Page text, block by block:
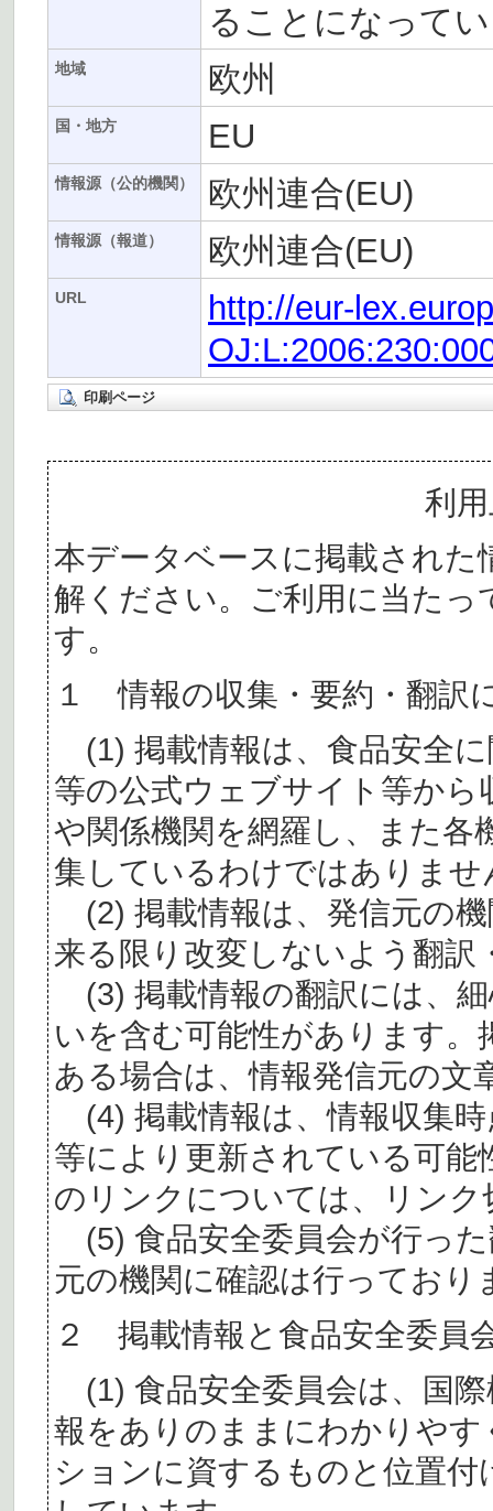
ることになって
地域 欧州
国・地方 EU
情報源（公的機関） 欧州連合(EU)
情報源（報道） 欧州連合(EU)
URL
http://eur-
印刷ページ
利
本データベースに掲載された
解ください。ご利用に当た
す。
１ 情報の収集・要約・翻訳
(1) 掲載情報は、食品安全
等の公式ウェブサイト等か
や関係機関を網羅し、また各
集しているわけではありませ
(2) 掲載情報は、発信元の
来る限り改変しないよう翻訳
(3) 掲載情報の翻訳には、
いを含む可能性があります。
ある場合は、情報発信元の文
(4) 掲載情報は、情報収集
等により更新されている可
のリンクについては、リン
(5) 食品安全委員会が行っ
元の機関に確認は行っており
２ 掲載情報と食品安全委員
(1) 食品安全委員会は、国
報をありのままにわかりや
ションに資するものと位置